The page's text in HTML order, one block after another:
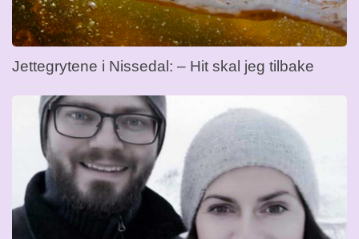
Jettegrytene i Nissedal: – Hit skal jeg tilbake